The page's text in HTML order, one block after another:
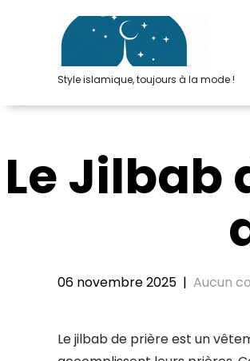
Style islamique, toujours à la mode !
Le Jilbab
06 novembre 2025 | Aucun
Le jilbab de prière est un